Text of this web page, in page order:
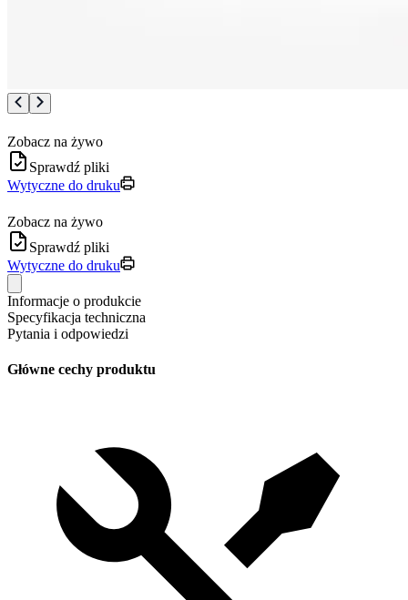
Zobacz na żywo
Sprawdź pliki
Wytyczne do druku
Zobacz na żywo
Sprawdź pliki
Wytyczne do druku
Informacje o produkcie
Specyfikacja techniczna
Pytania i odpowiedzi
Główne cechy produktu